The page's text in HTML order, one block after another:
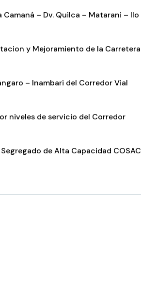
– Dv. Quilca – Matarani – Ilo
y Mejoramiento de la Carretera
– Inambari del Corredor Vial
niveles de servicio del Corredor
de Alta Capacidad COSAC